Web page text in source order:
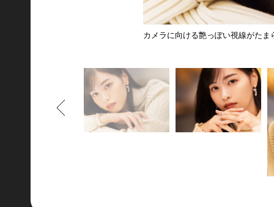
カメラに向ける艶っぽい視線がたま